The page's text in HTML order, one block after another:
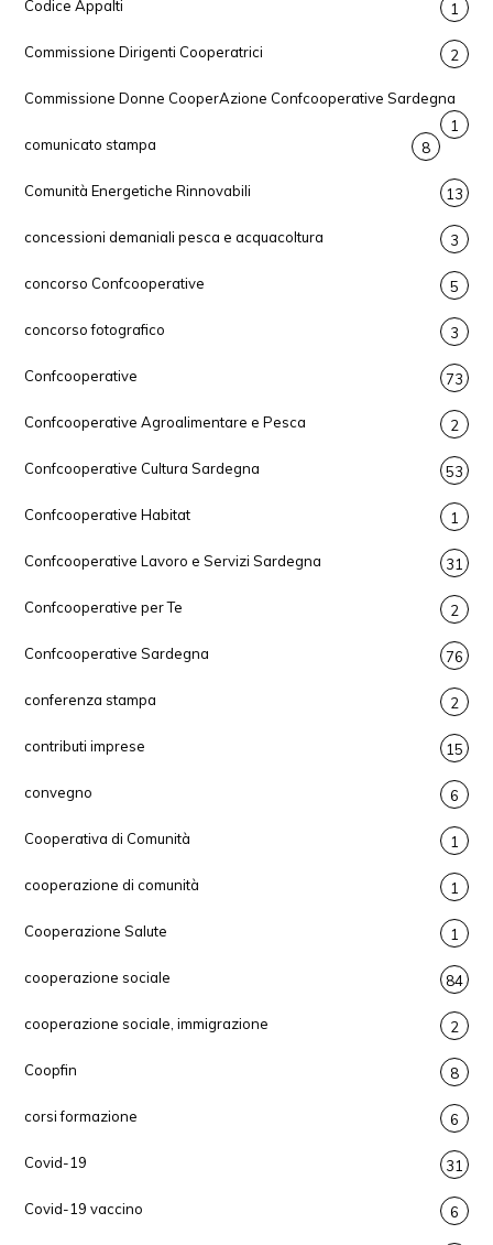
Codice Appalti 1
Commissione Dirigenti Cooperatrici 2
Commissione Donne CooperAzione Confcooperative Sardegna
1
comunicato stampa
8
Comunità Energetiche Rinnovabili 13
concessioni demaniali pesca e acquacoltura 3
concorso Confcooperative 5
concorso fotografico 3
Confcooperative 73
Confcooperative Agroalimentare e Pesca 2
Confcooperative Cultura Sardegna 53
Confcooperative Habitat 1
Confcooperative Lavoro e Servizi Sardegna 31
Confcooperative per Te 2
Confcooperative Sardegna 76
conferenza stampa 2
contributi imprese 15
convegno 6
Cooperativa di Comunità 1
cooperazione di comunità 1
Cooperazione Salute 1
cooperazione sociale 84
cooperazione sociale, immigrazione 2
Coopfin 8
corsi formazione 6
Covid-19 31
Covid-19 vaccino 6